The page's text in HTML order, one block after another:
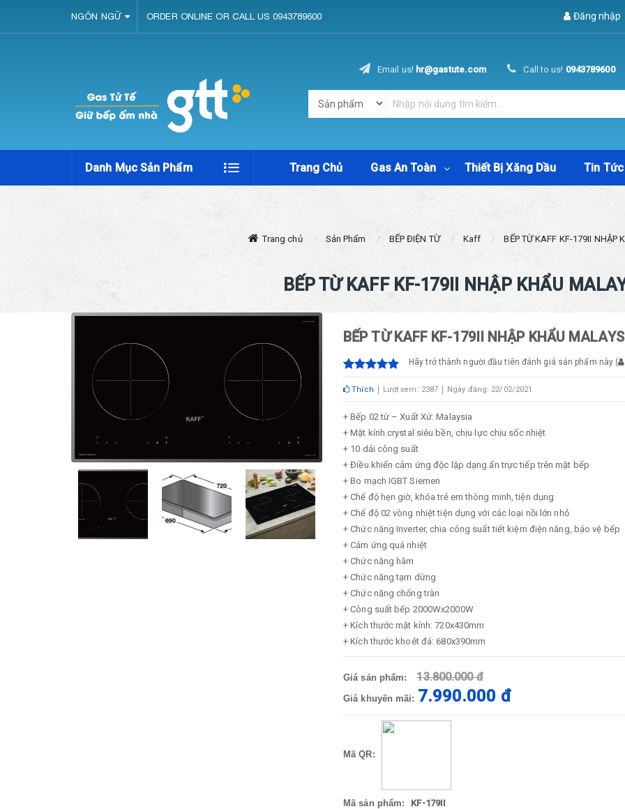
NGÔN NGỮ ORDER ONLINE OR CALL US 0943789600 Đăng nhập
Email us! hr@gastute.com Call to us! 0943789600
Danh Mục Sản Phẩm Trang Chủ Gas An Toàn Thiết Bị Xăng Dầu Tin Tức
Trang chủ Sản Phẩm BẾP ĐIỆN TỪ Kaff BẾP TỪ KAFF KF-179II NHẬP
BẾP TỪ KAFF KF-179II NHẬP KHẨU
BẾP TỪ KAFF KF-179II NHẬP KHẨU
Hãy trở thành người đầu tiên đánh giá sản phẩm này (
Thích Lượt xem: 2387 Ngày đăng: 22/02/2021
+ Bếp 02 từ – Xuất Xứ: Malaysia
+ Mặt kính crystal siêu bền, chịu lực chịu sốc nhiệt
+ 10 dải công suất
+ Điều khiển cảm ứng độc lập dạng ẩn trực tiếp trên mặt bếp
+ Bo mạch IGBT Siemen
+ Chế độ hẹn giờ, khóa trẻ em thông minh, tiện dụng
+ Chế độ 02 vòng nhiệt tiện dụng với các loại nồi lớn nhỏ
+ Chức năng Inverter, chia công suất tiết kiệm điện năng, bảo vệ bếp
+ Cảm ứng quá nhiệt
+ Chức năng hâm
+ Chức năng tạm dừng
+ Chức năng chống tràn
+ Công suất bếp 2000Wx2000W
+ Kích thước mặt kính: 720x430mm
+ Kích thước khoét đá: 680x390mm
Giá sản phẩm: 13.800.000 đ
Giá khuyến mãi: 7.990.000 đ
Mã QR:
Mã sản phẩm:
KF-179II